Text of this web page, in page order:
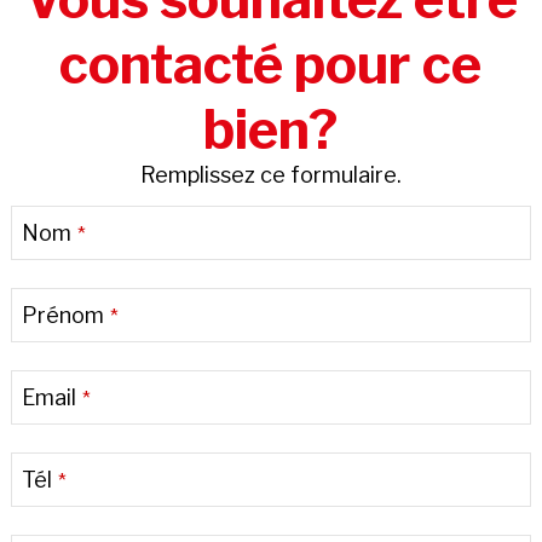
contacté pour ce
bien?
Remplissez ce formulaire.
Nom *
Prénom *
Email *
Tél *